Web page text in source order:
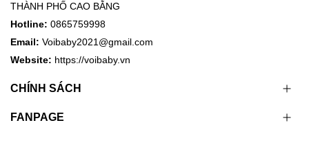
THÀNH PHỐ CAO BẰNG
Hotline: 0865759998
Email: Voibaby2021@gmail.com
Website: https://voibaby.vn
CHÍNH SÁCH
FANPAGE